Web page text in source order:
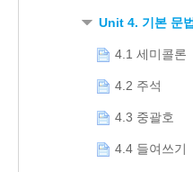
Unit 4. 기본 문
4.1 세미콜론
4.2 주석
4.3 중괄호
4.4 들여쓰기